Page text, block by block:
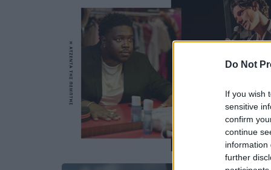
Do Not
If you wish
sensitive
confirm
continue
information
further